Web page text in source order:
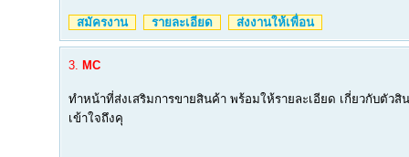
สมัครงาน รายละเอียด ส่งงานให้เพื่อน
3. MC
ทำหน้าที่ส่งเสริมการขายสินค้า พร้อมให้รายละเอียด เกี่ยวกับตัวสิ
เข้าใจถึงคุ